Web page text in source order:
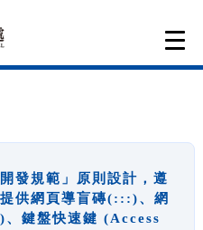
發規範」原則設計，遵
供網頁導盲磚(:::)、網
鍵盤快速鍵 (Access